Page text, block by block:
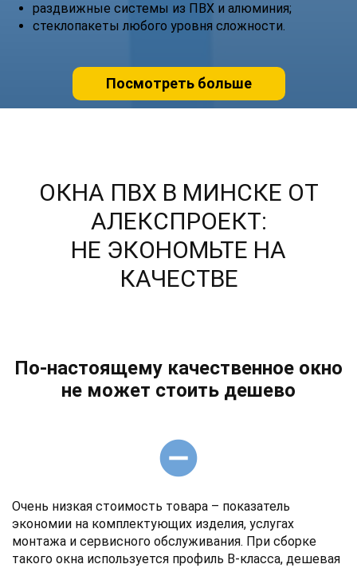
раздвижные системы из ПВХ и алюминия;
стеклопакеты любого уровня сложности.
Посмотреть больше
ОКНА ПВХ В МИНСКЕ ОТ
АЛЕКСПРОЕКТ:
НЕ ЭКОНОМЬТЕ НА
КАЧЕСТВЕ
По-настоящему качественное окно
не может стоить дешево
remove_circle
Очень низкая стоимость товара – показатель
экономии на комплектующих изделия, услугах
монтажа и сервисного обслуживания. При сборке
такого окна используется профиль В-класса, дешевая